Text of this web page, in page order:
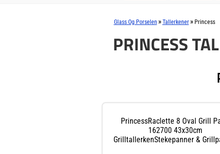
Glass Og Porselen » Tallerkener » Princess
PRINCESS
PrincessRaclette 8 Oval Grill
162700 43x30cm
GrilltallerkenStekepanner &